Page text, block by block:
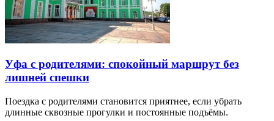
Уфа с родителями: спокойный маршрут без
лишней спешки
Поездка с родителями становится приятнее, если убрать
длинные сквозные прогулки и постоянные подъёмы.